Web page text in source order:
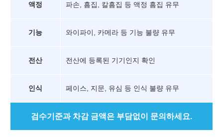
액정 파손, 흠집, 칼흠집 등 액정 흠집 유무
기능 와이파이, 카메라 등 기능 불량 유무
전산 전산에 등록된 기기인지 확인
인식 페이스, 지문, 유심 등 인식 불량 유무
검수기준과 차감 금액은 부담없이 문의하세요.